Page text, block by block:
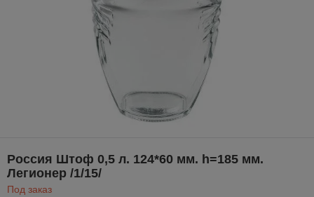
Россия Штоф 0,5 л. 124*60 мм. h=185 мм.
Легионер /1/15/
Под заказ